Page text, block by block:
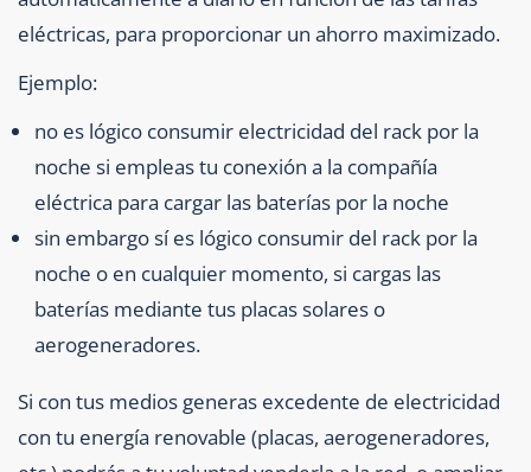
eléctricas, para proporcionar un ahorro maximizado.
Ejemplo:
no es lógico consumir electricidad del rack por la
noche si empleas tu conexión a la compañía
eléctrica para cargar las baterías por la noche
sin embargo sí es lógico consumir del rack por la
noche o en cualquier momento, si cargas las
baterías mediante tus placas solares o
aerogeneradores.
Si con tus medios generas excedente de electricidad
con tu energía renovable (placas, aerogeneradores,